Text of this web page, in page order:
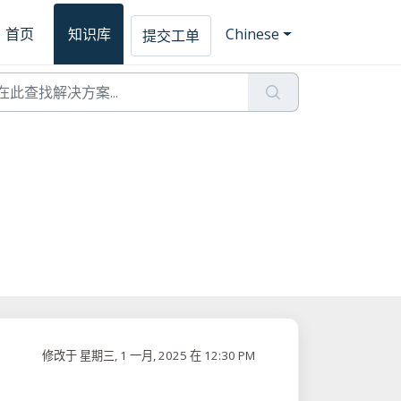
首页 知识库 提交工单 Chinese
修改于 星期三, 1 一月, 2025 在 12:30 PM